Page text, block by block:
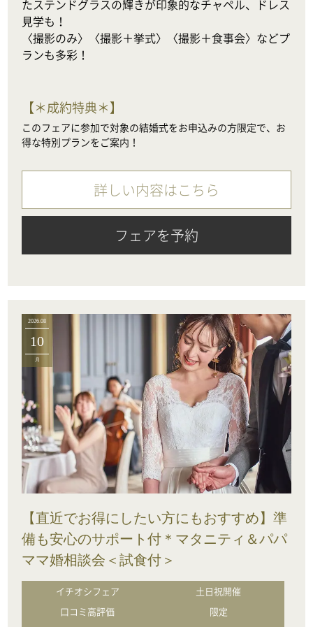
たステンドグラスの輝きが印象的なチャペル、ドレス
見学も！
〈撮影のみ〉〈撮影＋挙式〉〈撮影＋食事会〉などプ
ランも多彩！
【＊成約特典＊】
このフェアに参加で対象の結婚式をお申込みの方限定で、お
得な特別プランをご案内！
詳しい内容はこちら
フェアを予約
2026.08
10
月
【直近でお得にしたい方にもおすすめ】準
備も安心のサポート付＊マタニティ＆パパ
ママ婚相談会＜試食付＞
イチオシフェア
土日祝開催
口コミ高評価
限定